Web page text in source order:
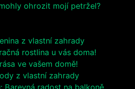
ohrozit mojí ⁣petržel?
z vlastní zahrady
rostlina u vás doma!
ve vašem domě!
z vlastní zahrady
radost na balkoně